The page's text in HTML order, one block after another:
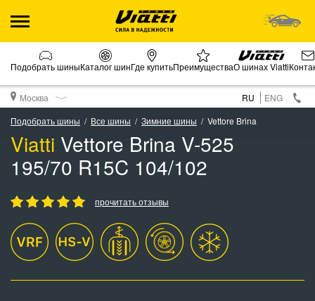
Подобрать шиныКаталог шинГде купитьПреимуществаО шинах Viatti
Москва RU
ENG
Подобрать шины
Все шины Зимние шины Vettore Brina
Viatti Vettore Brina V-525
195/70 R15C 104/102
прочитать отзывы